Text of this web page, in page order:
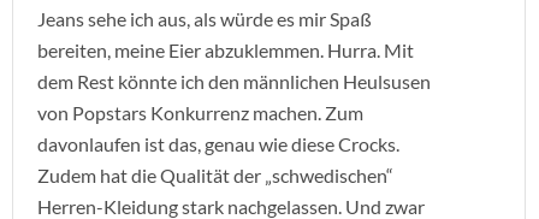
Jeans sehe ich aus, als würde es mir Spaß
bereiten, meine Eier abzuklemmen. Hurra. Mit
dem Rest könnte ich den männlichen Heulsusen
von Popstars Konkurrenz machen. Zum
davonlaufen ist das, genau wie diese Crocks.
Zudem hat die Qualität der „schwedischen“
Herren-Kleidung stark nachgelassen. Und zwar